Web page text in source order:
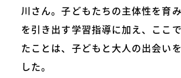
川さん。子どもたちの主体性を育
を引き出す学習指導に加え、ここ
たことは、子どもと大人の出会い
した。